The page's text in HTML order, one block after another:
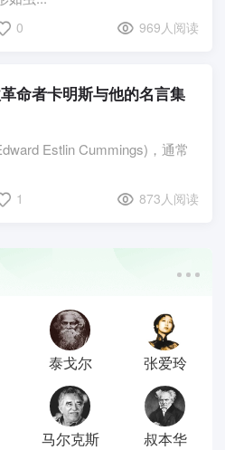
0 969人阅读
命者卡明斯与他的名言集
Estlin Cummings)，通常
1 873人阅读
泰戈尔 张爱玲
马尔克斯 叔本华